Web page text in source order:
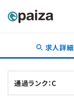
転職・キャリア
新卒就活
求人詳細
通過ランク：C